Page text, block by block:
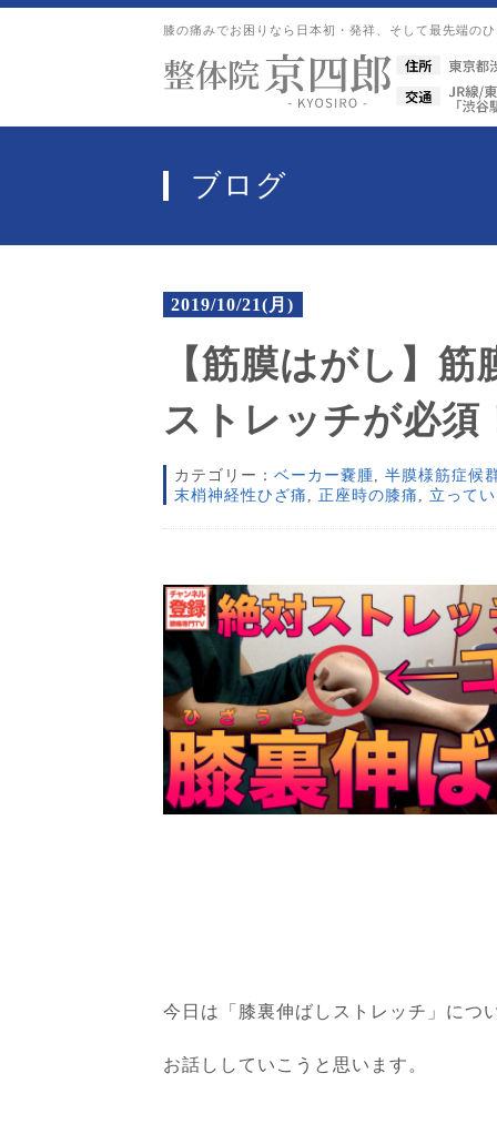
膝の痛みでお困りなら日本初・発祥、 そして最先端の
ブログ
2019/10/21(月)
【筋膜はがし】
ストレッチが必須
カテゴリー： ベーカー嚢腫 半膜様筋症候
末梢神経性ひざ痛
正座時の膝痛 立って
今日は「膝裏伸ばしストレッチ」につ
お話ししていこうと思います。